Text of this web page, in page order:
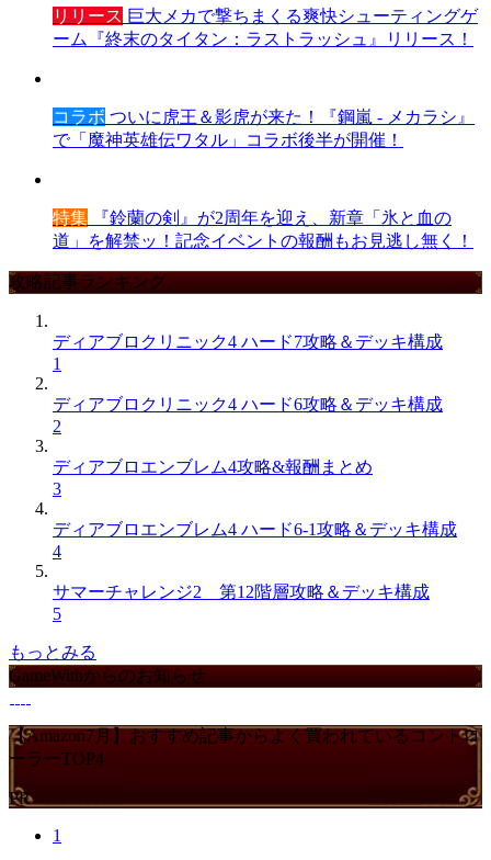
リリース 巨大メカで撃ちまくる爽快シューティングゲ
ーム『終末のタイタン：ラストラッシュ』リリース！
コラボ ついに虎王＆影虎が来た！『鋼嵐 - メカラシ』
で「魔神英雄伝ワタル」コラボ後半が開催！
特集 『鈴蘭の剣』が2周年を迎え、新章「氷と血の
道」を解禁ッ！記念イベントの報酬もお見逃し無く！
攻略記事ランキング
ディアブロクリニック4 ハード7攻略＆デッキ構成
1
ディアブロクリニック4 ハード6攻略＆デッキ構成
2
ディアブロエンブレム4攻略&報酬まとめ
3
ディアブロエンブレム4 ハード6-1攻略＆デッキ構成
4
サマーチャレンジ2 第12階層攻略＆デッキ構成
5
もっとみる
GameWithからのお知らせ
【Amazon7月】おすすめ記事からよく買われているコントロ
ーラーTOP4
PR
1